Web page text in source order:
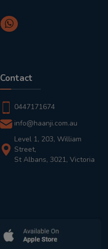
Contact
0447171674
info@haanji.com.au
Level 1, 203, William
Street,
St Albans, 3021, Victoria